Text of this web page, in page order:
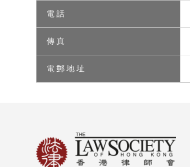
電 話
傳 真
電 郵 地 址